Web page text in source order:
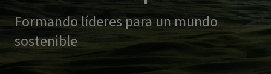
Formando líderes para un mundo
sostenible